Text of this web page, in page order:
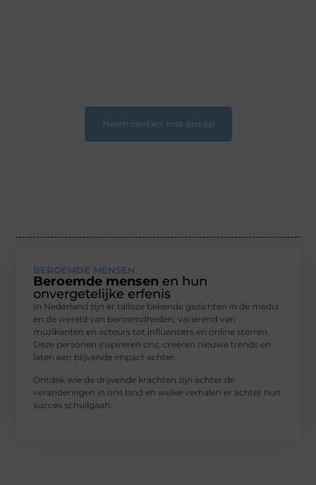
Neem contact met ons op
BEROEMDE MENSEN
Beroemde mensen en hun
onvergetelijke erfenis
In Nederland zijn er talloze bekende gezichten in de media
en de wereld van beroemdheden, variërend van
muzikanten en acteurs tot influencers en online sterren.
Deze personen inspireren ons, creëren nieuwe trends en
laten een blijvende impact achter.
Ontdek wie de drijvende krachten zijn achter de
veranderingen in ons land en welke verhalen er achter hun
succes schuilgaan.